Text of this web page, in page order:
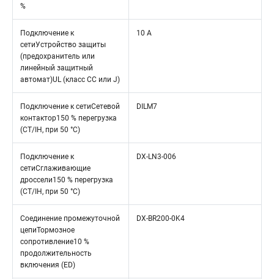
%
Подключение к
сетиУстройство защиты
(предохранитель или
линейный защитный
автомат)UL (класс CC или J)
10 A
Подключение к сетиСетевой
контактор150 % перегрузка
(CT/IH, при 50 °C)
DILM7
Подключение к
сетиСглаживающие
дроссели150 % перегрузка
(CT/IH, при 50 °C)
DX-LN3-006
Соединение промежуточной
цепиТормозное
сопротивление10 %
продолжительность
включения (ED)
DX-BR200-0K4